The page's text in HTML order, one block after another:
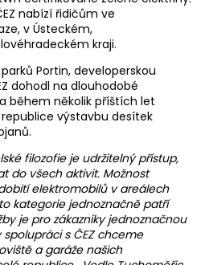
nabízí řidičům ve
v Ústeckém,
kraji.
Portin, developerskou
dohodl na dlouhodobé
během několik příštích let
výstavbu desítek
filozofie je udržitelný přístup,
do všech aktivit. Možnost
elektromobilů v areálech
kategorie jednoznačně patří
je pro zákazníky jednoznačnou
s ČEZ chceme
a garáže našich